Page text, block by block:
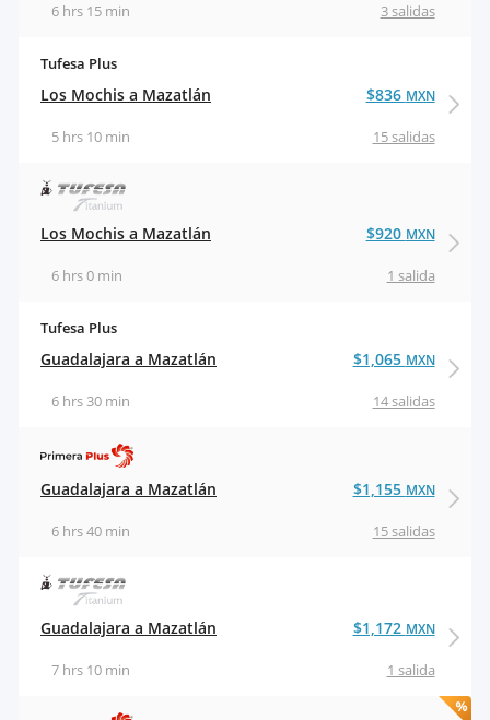
3 salidas
6 hrs 15 min
Tufesa Plus
Los Mochis a Mazatlán
15 salidas
5 hrs 10 min
$836 MXN
Los Mochis a Mazatlán
1 salida
6 hrs 0 min
$920 MXN
Tufesa Plus
Guadalajara a Mazatlán
14 salidas
6 hrs 30 min
$1,065 MXN
Guadalajara a Mazatlán
15 salidas
6 hrs 40 min
$1,155 MXN
Guadalajara a Mazatlán
1 salida
7 hrs 10 min
$1,172 MXN